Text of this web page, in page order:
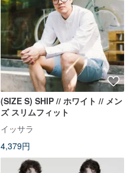
(SIZE S) SHIP // ホワイト // メン
ズ スリムフィット
イッサラ
4,379円